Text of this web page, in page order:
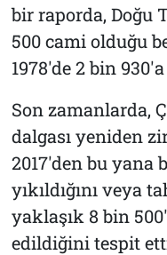
bir raporda, Doğu
500 cami olduğu
1978'de 2 bin
Son zamanlarda,
dalgası yeniden
2017'den bu yana
yıkıldığını veya
yaklaşık 8 bin
edildiğini tespit